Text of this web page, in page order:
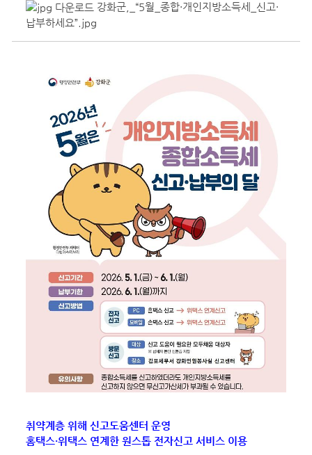
강화군,_“5월_종합·개인지방소득세_신고·
납부하세요”.jpg
취약계층 위해 신고도움센터 운영
홈택스·위택스 연계한 원스톱 전자신고 서비스 이용